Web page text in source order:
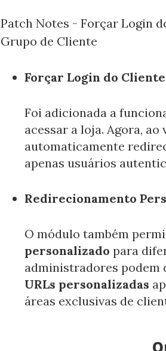
Patch Notes - Forçar Login
Grupo de Cliente
Forçar Login do
Foi adicionada a
acessar a loja. Agora,
automaticamente
apenas usuários
Redirecionamento
O módulo também
personalizado para
administradores podem
URLs personalizadas
áreas exclusivas de